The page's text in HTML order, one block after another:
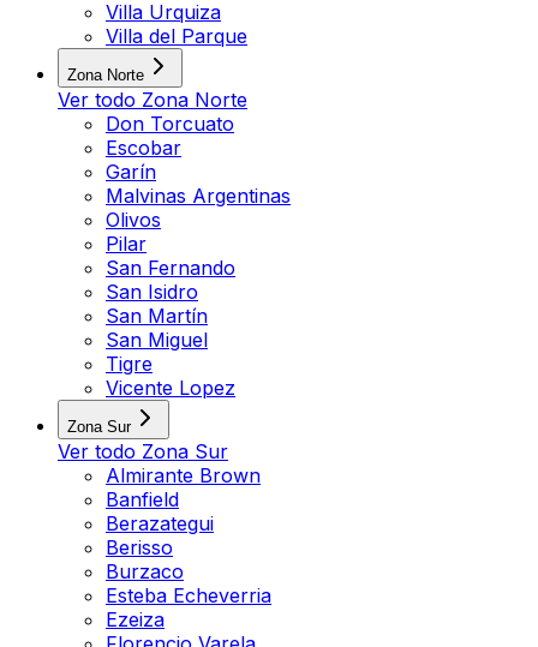
Villa Urquiza
Villa del Parque
Zona Norte
Ver todo Zona Norte
Don Torcuato
Escobar
Garín
Malvinas Argentinas
Olivos
Pilar
San Fernando
San Isidro
San Martín
San Miguel
Tigre
Vicente Lopez
Zona Sur
Ver todo Zona Sur
Almirante Brown
Banfield
Berazategui
Berisso
Burzaco
Esteba Echeverria
Ezeiza